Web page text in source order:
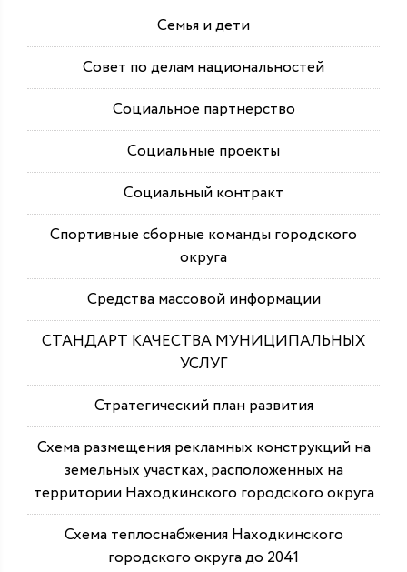
Семья и дети
Совет по делам национальностей
Социальное партнерство
Социальные проекты
Социальный контракт
Спортивные сборные команды городского
округа
Средства массовой информации
СТАНДАРТ КАЧЕСТВА МУНИЦИПАЛЬНЫХ
УСЛУГ
Стратегический план развития
Схема размещения рекламных конструкций на
земельных участках, расположенных на
территории Находкинского городского округа
Схема теплоснабжения Находкинского
городского округа до 2041